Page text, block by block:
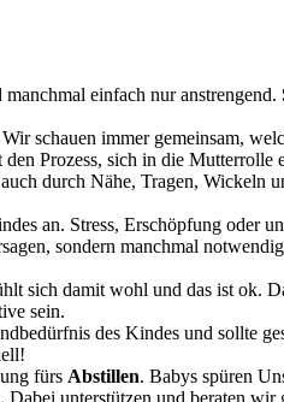
einfach nur anstrengend.
schauen immer gemeinsam,
Prozess, sich in die Mutterrolle
durch Nähe, Tragen,
an. Stress, Erschöpfung
sondern manchmal
sich damit wohl und das ist ok.
sein.
des Kindes und sollte
fürs Abstillen. Babys spüren
unterstützen und beraten